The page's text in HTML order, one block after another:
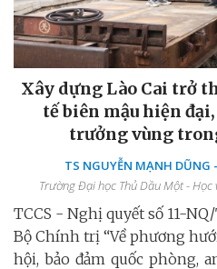
Xây dựng Lào Cai trở
tế biên mậu hiện
trưởng vùng
TS NGUYỄN MẠNH
Trường Đại học Thủ Dầu Một - Học
TCCS - Nghị quyết số 11-
Bộ Chính trị “Về phương
hội, bảo đảm quốc phòng,